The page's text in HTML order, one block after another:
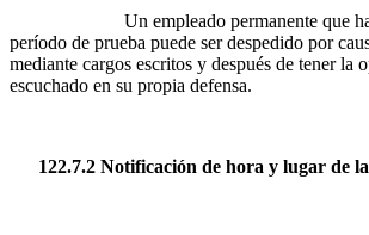
Un empleado permanente que haya
período de prueba puede ser despedido por
mediante cargos escritos y después de tener la
escuchado en su propia defensa.
122.7.2 Notificación de hora y lugar de la